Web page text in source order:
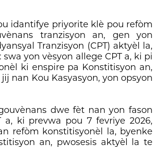
idantifye priyorite klè pou refòm
tranzisyon an, gen yon
Tranzisyon (CPT) aktyèl la,
yon vèsyon allege CPT a, ki pi
ki enspire pa Konstitisyon an,
nan Kou Kasyasyon, yon opsyon
dwe fèt nan yon fason
a, ki prevwa pou 7 fevriye 2026,
refòm konstitisyonèl la, byenke
an, pwosesis aktyèl la te